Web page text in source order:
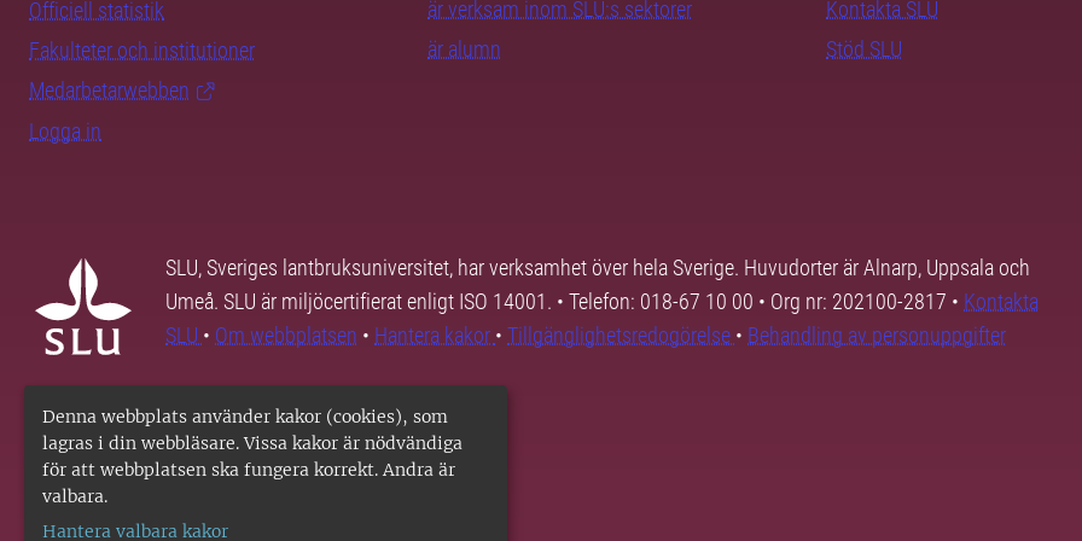
Denna webbplats använder kakor (cookies), som
lagras i din webbläsare. Vissa kakor är nödvändiga
för att webbplatsen ska fungera korrekt. Andra är
valbara.
Hantera valbara kakor
Officiell statistik
Fakulteter och institutioner
Medarbetarwebben
Logga in
är verksam inom SLU:s sektorer
är alumn
Kontakta SLU
Stöd SLU
SLU, Sveriges lantbruksuniversitet, har verksamhet över hela Sverige. Huvudorter är Alnarp, Uppsala och
Umeå. SLU är miljöcertifierat enligt ISO 14001. • Telefon: 018-67 10 00 • Org nr: 202100-2817 • Kontakta
SLU • Om webbplatsen • Hantera kakor • Tillgänglighetsredogörelse • Behandling av personuppgifter